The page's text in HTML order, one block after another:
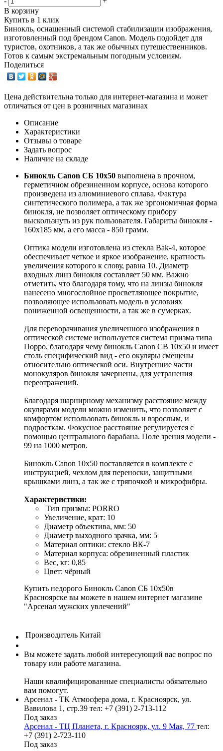
В корзину
Купить в 1 клик
Бинокль, оснащенный системой стабилизации изображения,
изготовленный под брендом Canon. Модель подойдет для
туристов, охотников, а так же обычных путешественников.
Готов к самым экстремальным погодным условиям.
Поделиться
Цена действительна только для интернет-магазина и может
отличаться от цен в розничных магазинах
Описание
Характеристики
Отзывы о товаре
Задать вопрос
Наличие на складе
Бинокль Canon СБ 10х50 выполнена в прочном,
герметичном обрезиненном корпусе, основа которого
произведена из алюминиевого сплава. Фактура
синтетического полимера, а так же эргономичная форма
бинокля, не позволяет оптическому прибору
выскользнуть из рук пользователя. Габариты бинокля -
160х185 мм, а его масса - 850 грамм.
Оптика модели изготовлена из стекла Bak-4, которое
обеспечивает четкое и яркое изображение, кратность
увеличения которого к слову, равна 10. Диаметр
входных линз бинокля составляет 50 мм. Важно
отметить, что благодаря тому, что на линзы бинокля
нанесено многослойное просветляющее покрытие,
позволяющее использовать модель в условиях
пониженной освещенности, а так же в сумерках.
Для переворачивания увеличенного изображения в
оптической системе используется система призма типа
Порро, благодаря чему бинокль Canon CB 10x50 и имеет
столь специфический вид - его окуляры смещены
относительно оптической оси. Внутренние части
монокуляров бинокля зачернены, для устранения
переотражений.
Благодаря шарнирному механизму расстояние между
окулярами модели можно изменить, что позволяет с
комфортом использовать бинокль и взрослым, и
подросткам. Фокусное расстояние регулируется с
помощью центрального барабана. Поле зрения модели -
99 на 1000 метров.
Бинокль Canon 10x50 поставляется в комплекте с
инструкцией, чехлом для переноски, защитными
крышками линз, а так же с тряпочкой и микрофибры.
Характеристики:
Тип призмы: PORRO
Увеличение, крат: 10
Диаметр объектива, мм: 50
Диаметр выходного зрачка, мм: 5
Материал оптики: стекло ВК-7
Материал корпуса: обрезиненный пластик
Вес, кг: 0,85
Цвет: чёрный
Купить недорого Бинокль Canon СБ 10х50в
Красноярске вы можете в нашем интернет магазине
"Арсенал мужских увлечений"
Производитель Китай
Вы можете задать любой интересующий вас вопрос по
товару или работе магазина.
Наши квалифицированные специалисты обязательно
вам помогут.
Арсенал - ТК Атмосфера дома, г. Красноярск, ул.
Вавилова 1, стр.39 тел: +7 (391) 2-713-112
Под заказ
Арсенал - ТЦ Планета, г. Красноярк, ул. 9 Мая, 77 тел:
+7 (391) 2-723-110
Под заказ